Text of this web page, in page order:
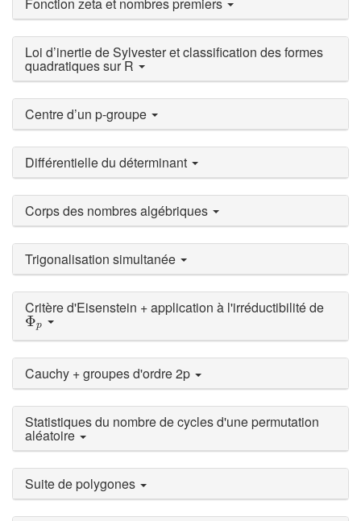
Loi d’inertie de Sylvester et classification des formes
quadratiques sur R
Centre d’un p-groupe
Différentielle du déterminant
Corps des nombres algébriques
Trigonalisation simultanée
Critère d'Eisenstein + application à l'irréductibilité de
Φp
Φp
Cauchy + groupes d'ordre 2p
Statistiques du nombre de cycles d'une permutation
aléatoire
Suite de polygones